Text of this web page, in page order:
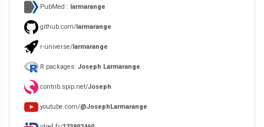
PubMed : larmarange
github.com/larmarange
r-universe/larmarange
R packages: Joseph Larmarange
contrib.spip.net/Joseph
youtube.com/@JosephLarmarange